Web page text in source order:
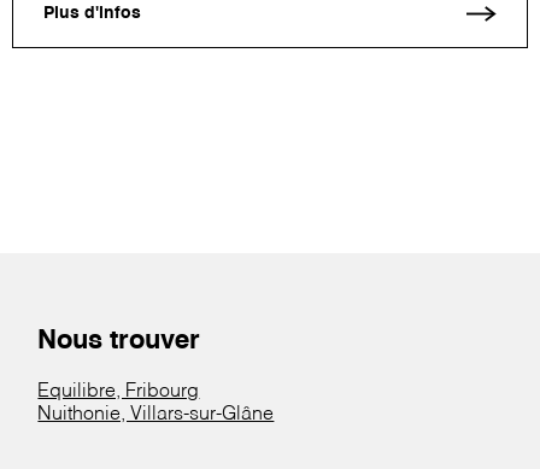
Plus d'infos
Nous trouver
Equilibre, Fribourg
Nuithonie, Villars-sur-Glâne